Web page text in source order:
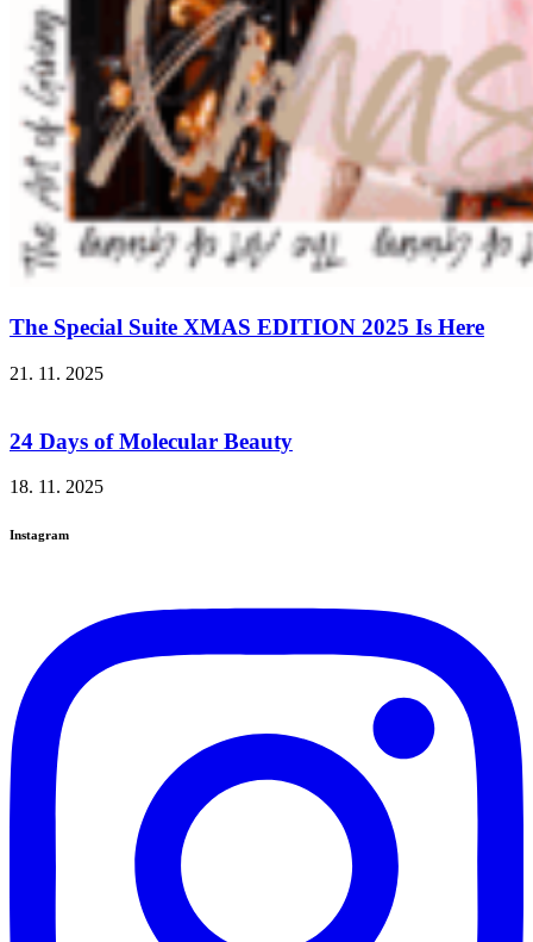
The Special Suite XMAS EDITION 2025 Is Here
21. 11. 2025
24 Days of Molecular Beauty
18. 11. 2025
Instagram